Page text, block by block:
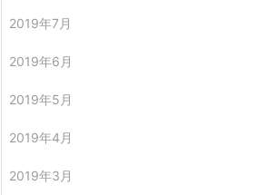
2019年7月
2019年6月
2019年5月
2019年4月
2019年3月